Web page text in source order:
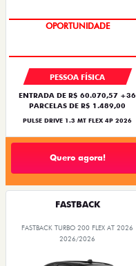
NOVA VERSÃO
PESSOA FÍSICA
ENTRADA DE R$ 60.070,57 +36
PARCELAS DE R$ 1.489,00
PULSE DRIVE 1.3 MT FLEX 4P 2026
Quero agora!
FASTBACK
FASTBACK TURBO 200 FLEX AT 2026
2026/2026